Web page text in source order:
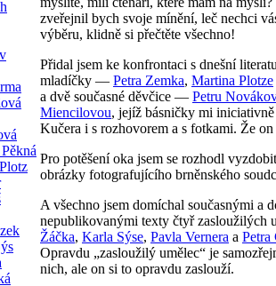
zveřejnil bych svoje mínění, leč nechci
výběru, klidně si přečtěte všechno!
Přidal jsem ke konfrontaci s dnešní
mladíčky — Petra Zemka, Martina Plotze
a dvě současné děvčice — Petru
Miencilovou, jejíž básničky mi iniciativně
Kučera i s rozhovorem a s fotkami. Že
Pro potěšení oka jsem se rozhodl
obrázky fotografujícího brněnského
A všechno jsem domíchal současnými a
nepublikovanými texty čtyř zasloužilých
Žáčka, Karla Sýse, Pavla Vernera a Petra
Opravdu „zasloužilý umělec“ je
nich, ale on si to opravdu zaslouží.